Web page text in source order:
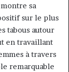
sa
sur le plus
tabous autour
en travaillant
à travers
remarquable